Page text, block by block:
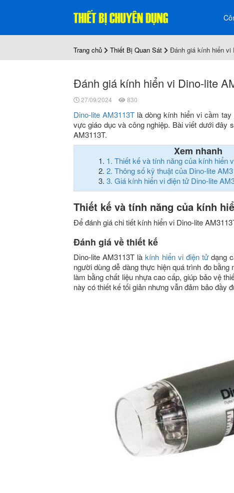
Trang chủ Thiết Bị Quan Sát Đánh giá kính hiển vi
Đánh giá kính hiển vi Dino-lite
27/09/2024 830
Dino-lite AM3113T là dòng kính hiển vi cầm
vực giáo dục và công nghiệp. Bài viết dưới đây
AM3113T.
Xem nhanh
1. Thiết kế và tính năng của kính hiển
2. Thông số kỹ thuật của Dino-lite
3. Giá kính hiển vi điện tử Dino-lite
Thiết kế và tính năng của kính
Để đánh giá chi tiết kính hiển vi Dino-lite
Đánh giá về thiết kế
Dino-lite AM3113T làkính hiển vi điện tử dạng
người dùng dễ dàng thực hiện quá trình đo
làm bằng chất liệu nhựa cao cấp, giúp bảo vệ
này có thiết kế tối giản nhưng vẫn đảm bảo đầy